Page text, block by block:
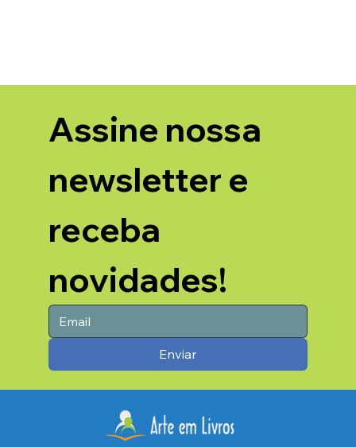
Assine nossa
newsletter e
receba
novidades!
Enviar